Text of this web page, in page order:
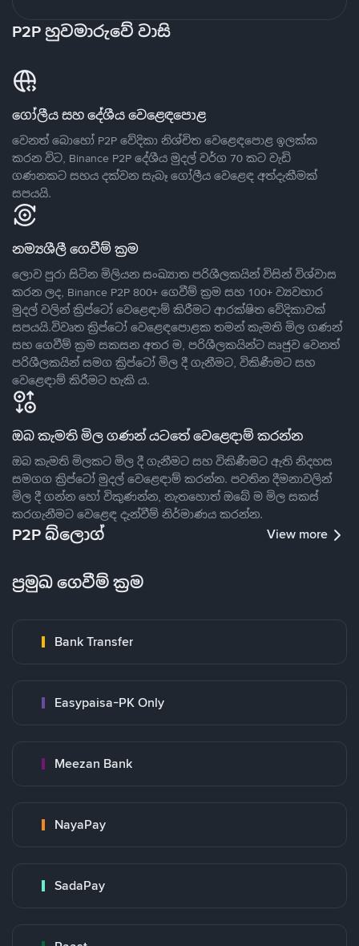
P2P හුවමාරුවේ වාසි
ගෝලීය සහ දේශීය වෙළෙඳපොළ
වෙනත් බොහෝ P2P වේදිකා නිශ්චිත වෙළෙඳපොළ ඉලක්ක
කරන විට, Binance P2P දේශීය මුදල් වර්ග 70 කට වැඩි
ගණනකට සහය දක්වන සැබෑ ගෝලීය වෙළෙඳ අත්දැකීමක්
සපයයි.
නම්‍යශීලී ගෙවීම් ක්‍රම
ලොව පුරා සිටින මිලියන සංඛ්‍යාත පරිශීලකයින් විසින් විශ්වාස
කරන ලද, Binance P2P 800+ ගෙවීම් ක්‍රම සහ 100+ ව්‍යවහාර
මුදල් වලින් ක්‍රිප්ටෝ වෙළෙඳාම් කිරීමට ආරක්ෂිත වේදිකාවක්
සපයයි.විවෘත ක්‍රිප්ටෝ වෙළෙඳපොළක තමන් කැමති මිල ගණන්
සහ ගෙවීම් ක්‍රම සකසන අතර ම, පරිශීලකයින්ට ඍජුව වෙනත්
පරිශීලකයින් සමග ක්‍රිප්ටෝ මිල දී ගැනීමට, විකිණීමට සහ
වෙළෙඳාම් කිරීමට හැකි ය.
ඔබ කැමති මිල ගණන් යටතේ වෙළෙඳාම් කරන්න
ඔබ කැමති මිලකට මිල දී ගැනීමට සහ විකිණීමට ඇති නිදහස
සමගග ක්‍රිප්ටෝ මුදල් වෙළෙඳාම් කරන්න. පවතින දීමනාවලින්
මිල දී ගන්න හෝ විකුණන්න, නැතහොත් ඔබේ ම මිල සකස්
කරගැනීමට වෙළෙඳ දැන්වීම් නිර්මාණය කරන්න.
P2P බ්ලොග් View more
ප්‍රමුඛ ගෙවීම් ක්‍රම
Bank Transfer
Easypaisa-PK Only
Meezan Bank
NayaPay
SadaPay